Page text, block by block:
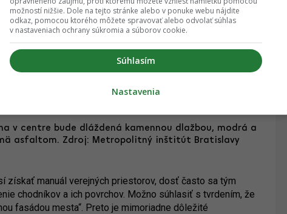
povrchov k dláždeniu je výhodný aj vďaka lepšej
v prípade stavebných prác, opráv či vkladania
mesto a mestské organizácie, jeho využívanie je však
investorov. Spolu s ďalšími princípmi a štandardami
vizuálu“ bratislavských verejných priestorov.
v centre bude dláždená kamennou dlažbou, modrá a
asfaltom. Zdroj: Metropolitný inštitút Bratislavy
získať manuál verejných priestorov, dosť často sa tým
chodníkov a ich povrchov. Možno súhlasiť s tvrdením, že
fasádou mesta“. Preto je mimoriadne dôležité
možností nižšie. Dole na tejto stránke alebo v ponuke webu nájdite
odkaz, pomocou ktorého môžete spravovať alebo odvolať súhlas
v nastaveniach ochrany súkromia a súborov cookie.
Súhlasím
Nastavenia